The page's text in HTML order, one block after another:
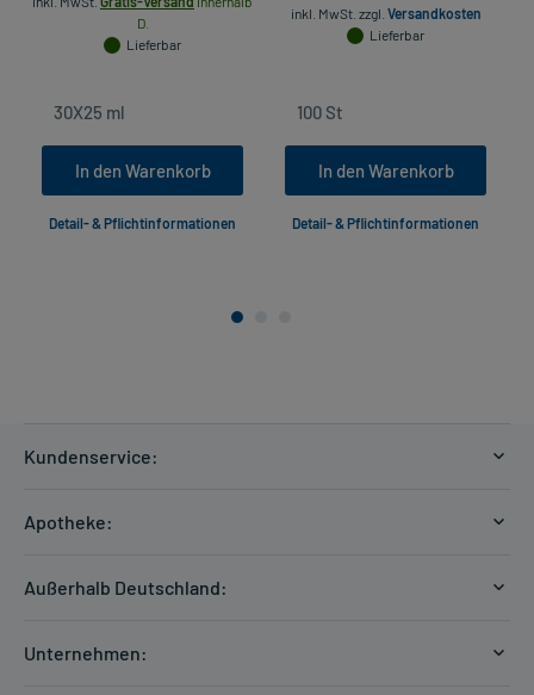
D.
Lieferbar
In den Warenkorb
Detail- & Pflichtinformationen
inkl. MwSt. zzgl. Versandkosten
Lieferbar
In den Warenkorb
Detail- & Pflichtinformationen
Kundenservice:
Zahlungsarten
Hilfe
Apotheke:
Außerhalb Deutschland:
Unternehmen: